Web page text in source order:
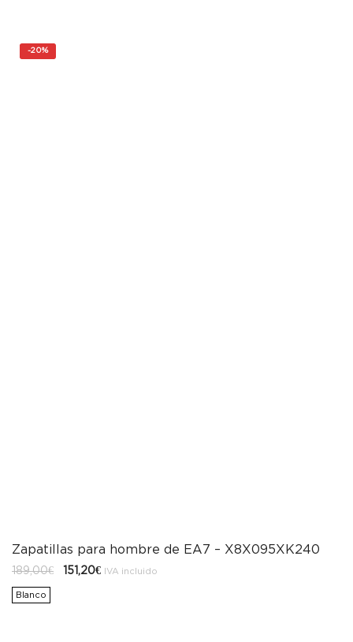
-20%
Zapatillas para hombre de EA7 – X8X095XK240
189,00€
El151,20€ElIVA incluido
Blanco